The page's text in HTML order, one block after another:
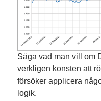
Säga vad man vill om
verkligen konsten att
försöker applicera
logik.